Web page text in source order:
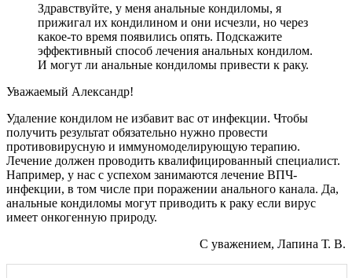
Здравствуйте, у меня анальные кондиломы, я
прижигал их кондилином и они исчезли, но через
какое-то время появились опять. Подскажите
эффективный способ лечения анальных кондилом.
И могут ли анальные кондиломы привести к раку.
Уважаемый Александр!
Удаление кондилом не избавит вас от инфекции. Чтобы
получить результат обязательно нужно провести
противовирусную и иммуномоделирующую терапию.
Лечение должен проводить квалифицированный специалист.
Например, у нас с успехом занимаются лечение ВПЧ-
инфекции, в том числе при поражении анального канала. Да,
анальные кондиломы могут приводить к раку если вирус
имеет онкогенную природу.
С уважением, Лапина Т. В.